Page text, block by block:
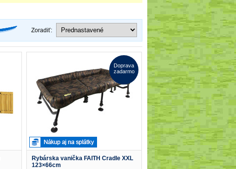
Zoradiť:
Rybárska vanička FAITH Cradle XXL
123×66cm
Doprava
zadarmo